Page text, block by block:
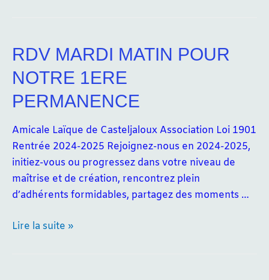
RDV MARDI MATIN POUR
NOTRE 1ERE
PERMANENCE
Amicale Laïque de Casteljaloux Association Loi 1901
Rentrée 2024-2025 Rejoignez-nous en 2024-2025,
initiez-vous ou progressez dans votre niveau de
maîtrise et de création, rencontrez plein
d’adhérents formidables, partagez des moments …
RDV
Lire la suite »